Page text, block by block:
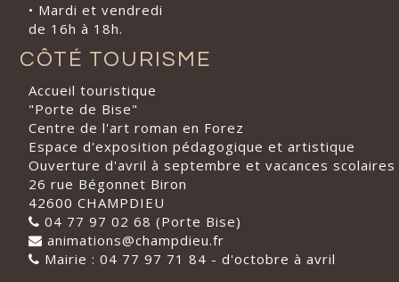
• Mardi et vendredi
de 16h à 18h.
CÔTÉ TOURISME
Accueil touristique
"Porte de Bise"
Centre de l'art roman en Forez
Espace d'exposition pédagogique et artistique
Ouverture d'avril à septembre et vacances scolaires
26 rue Bégonnet Biron
42600 CHAMPDIEU
04 77 97 02 68 (Porte Bise)
animations@champdieu.fr
Mairie : 04 77 97 71 84 - d'octobre à avril